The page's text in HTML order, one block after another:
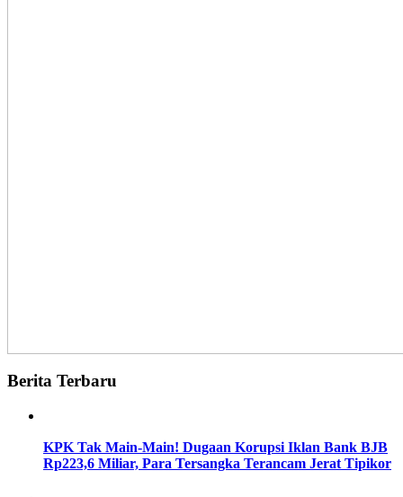
Berita Terbaru
KPK Tak Main-Main! Dugaan Korupsi Iklan Bank BJB
Rp223,6 Miliar, Para Tersangka Terancam Jerat Tipikor